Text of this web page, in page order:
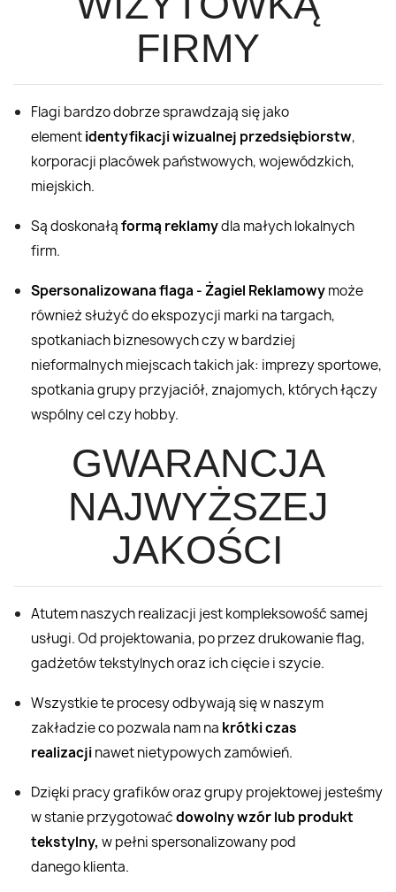
FIRMY
Flagi bardzo dobrze sprawdzają się jako
elementidentyfikacji wizualnej przedsiębiorstw,
korporacji placówek państwowych, wojewódzkich,
miejskich.
Są doskonałąformą reklamydla małych lokalnych
firm.
Spersonalizowana flaga - Żagiel Reklamowymoże
również służyć do ekspozycji marki na targach,
spotkaniach biznesowych czy w bardziej
nieformalnych miejscach takich jak: imprezy sportowe,
spotkania grupy przyjaciół, znajomych, których łączy
wspólny cel czy hobby.
GWARANCJA
NAJWYŻSZEJ
JAKOŚCI
Atutem naszych realizacji jest kompleksowość samej
usługi. Od projektowania, po przez drukowanie flag,
gadżetów tekstylnych oraz ich cięcie i szycie.
Wszystkie te procesy odbywają się w naszym
zakładzie co pozwala nam na krótki czas
realizacjinawet nietypowych zamówień.
Dzięki pracy grafików oraz grupy projektowej jesteśmy
w stanie przygotowaćdowolny wzór lub produkt
tekstylny, w pełni spersonalizowany pod
danego klienta.